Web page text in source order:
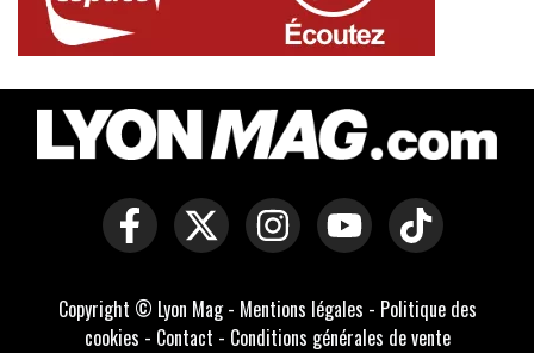
Copyright © Lyon Mag - Mentions légales - Politique des
cookies - Contact - Conditions générales de vente